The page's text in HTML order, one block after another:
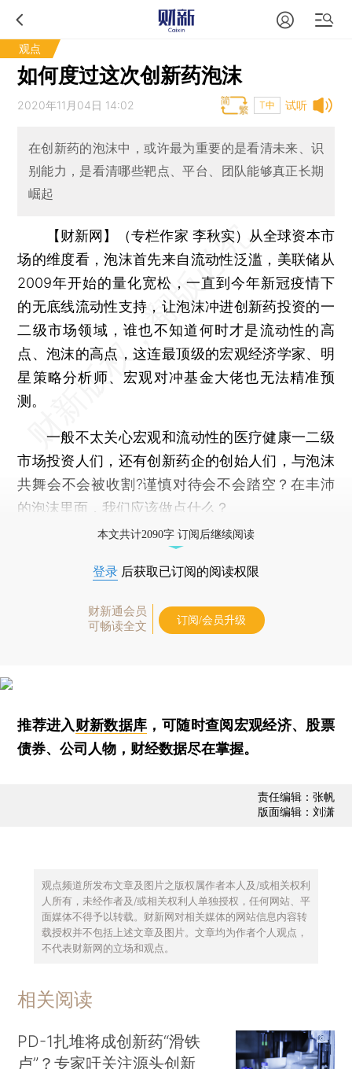
观点
如何度过这次创新药泡沫
试听
2020年11月04日 14:02 T中
在创新药的泡沫中，或许最为重要的是看清未来、识
别能力，是看清哪些靶点、平台、团队能够真正长期
崛起
【财新网】（专栏作家 李秋实） 从全球资本市
场的维度看，泡沫首先来自流动性泛滥，美联储从
2009年开始的量化宽松，一直到今年新冠疫情下
的无底线流动性支持，让泡沫冲进创新药投资的一
二级市场领域，谁也不知道何时才是流动性的高
点、泡沫的高点，这连最顶级的宏观经济学家、明
星策略分析师、宏观对冲基金大佬也无法精准预
测。
一般不太关心宏观和流动性的医疗健康一二级
市场投资人们，还有创新药企的创始人们，与泡沫
共舞会不会被收割?谨慎对待会不会踏空？在丰沛
的泡沫里面，我们应该做点什么？
本文共计2090字 订阅后继续阅读
登录 后获取已订阅的阅读权限
财新通会员
可畅读全文
订阅/会员升级
推荐进入财新数据库 ，可随时查阅宏观经济、股票
债券、公司人物，财经数据尽在掌握。
责任编辑：张帆
版面编辑：刘潇
观点频道所发布文章及图片之版权属作者本人及/或相关权利
人所有，未经作者及/或相关权利人单独授权，任何网站、平
面媒体不得予以转载。财新网对相关媒体的网站信息内容转
载授权并不包括上述文章及图片。文章均为作者个人观点，
不代表财新网的立场和观点。
相关阅读
PD-1扎堆将成创新药“滑铁
卢”？专家吁关注源头创新